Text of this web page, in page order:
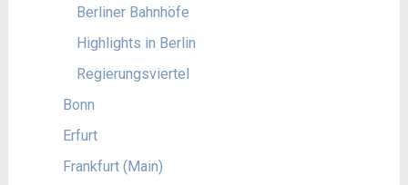
Berliner Bahnhöfe
Highlights in Berlin
Regierungsviertel
Bonn
Erfurt
Frankfurt (Main)